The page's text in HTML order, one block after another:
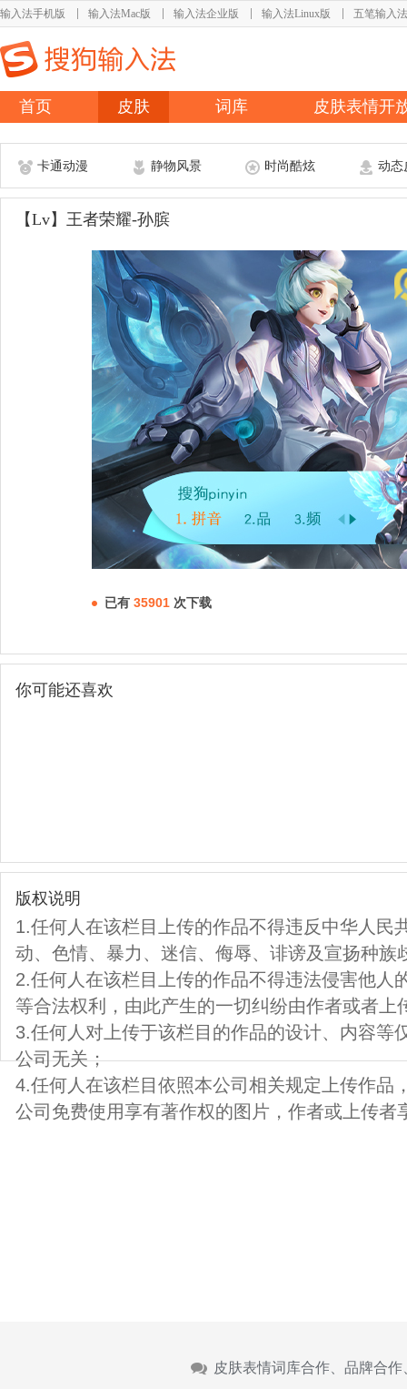
输入法手机版 输入法Mac版 输入法企业版 输入法Linux版 五笔输入法
首页 皮肤 词库 皮肤表情开
卡通动漫 静物风景 时尚酷炫 动态
【Lv】王者荣耀-孙膑
已有 35901 次下载
你可能还喜欢
版权说明
1.任何人在该栏目上传的作品不得违反中华人民
动、色情、暴力、迷信、侮辱、诽谤及宣扬种族
2.任何人在该栏目上传的作品不得违法侵害他人
等合法权利，由此产生的一切纠纷由作者或者上
3.任何人对上传于该栏目的作品的设计、内容等
公司无关；
4.任何人在该栏目依照本公司相关规定上传作品
公司免费使用享有著作权的图片，作者或上传者
皮肤表情词库合作、品牌合